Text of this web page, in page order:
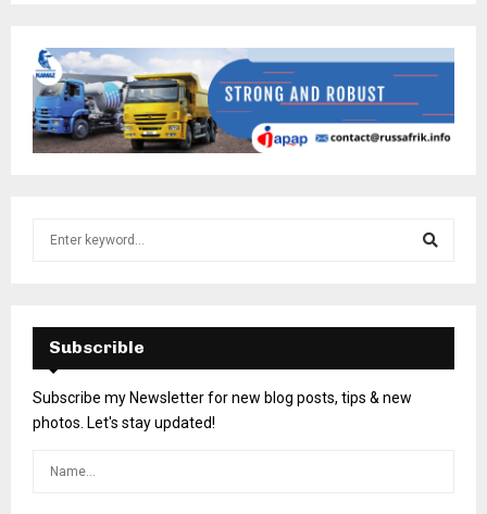
Subscrible
Subscribe my Newsletter for new blog posts, tips & new
photos. Let's stay updated!